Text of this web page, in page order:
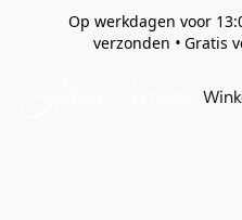
Op werkdagen voor
verzonden • Gratis